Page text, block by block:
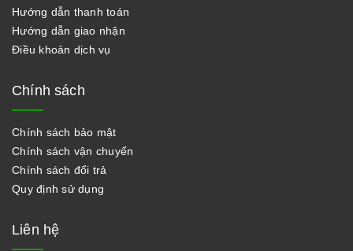
Hướng dẫn thanh toán
Hướng dẫn giao nhận
Điều khoản dịch vụ
Chính sách
Chính sách bảo mật
Chính sách vận chuyển
Chính sách đổi trả
Quy định sử dụng
Liên hệ